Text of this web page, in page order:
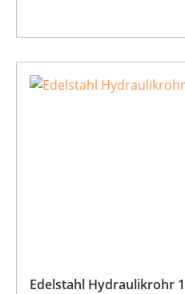
Edelstahl Hydraulikrohr